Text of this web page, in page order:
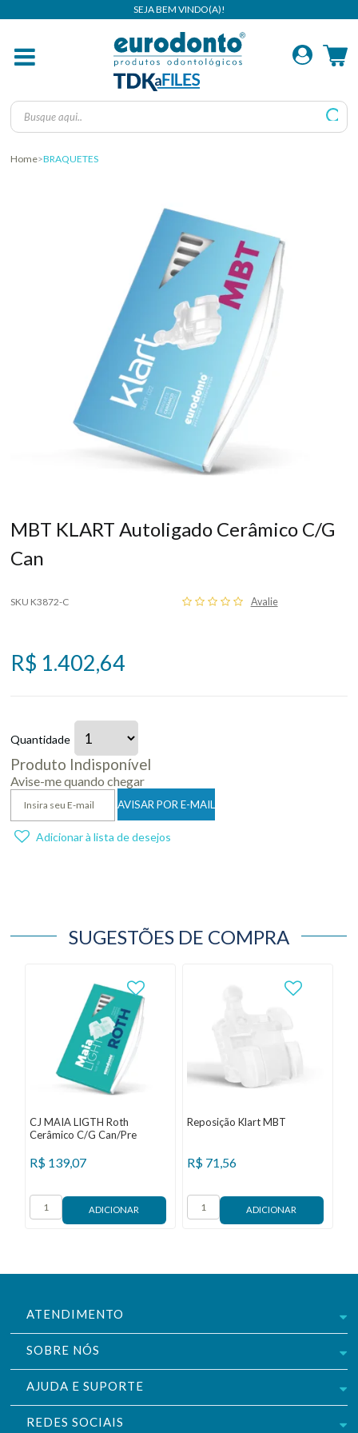
Home BRAQUETES
MBT KLART Autoligado Cerâmico C/G
Can
SKU K3872-C Avalie
R$ 1.402,64
Quantidade
Produto Indisponível
Avise-me quando chegar
Adicionar à lista de desejos
SUGESTÕES DE COMPRA
CJ MAIA LIGTH Roth
Cerâmico C/G Can/Pre
R$ 139,07
Reposição Klart MBT
R$ 71,56
ATENDIMENTO
SOBRE NÓS
AJUDA E SUPORTE
REDES SOCIAIS